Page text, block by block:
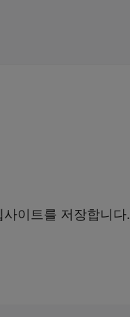
이트를 저장합니다.